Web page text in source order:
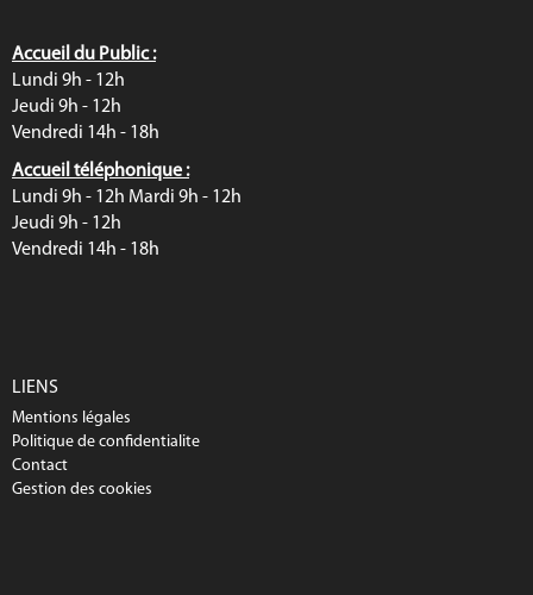
Accueil du Public :
Lundi 9h - 12h
Jeudi 9h - 12h
Vendredi 14h - 18h
Accueil téléphonique :
Lundi 9h - 12h Mardi 9h - 12h
Jeudi 9h - 12h
Vendredi 14h - 18h
LIENS
Mentions légales
Politique de confidentialite
Contact
Gestion des cookies